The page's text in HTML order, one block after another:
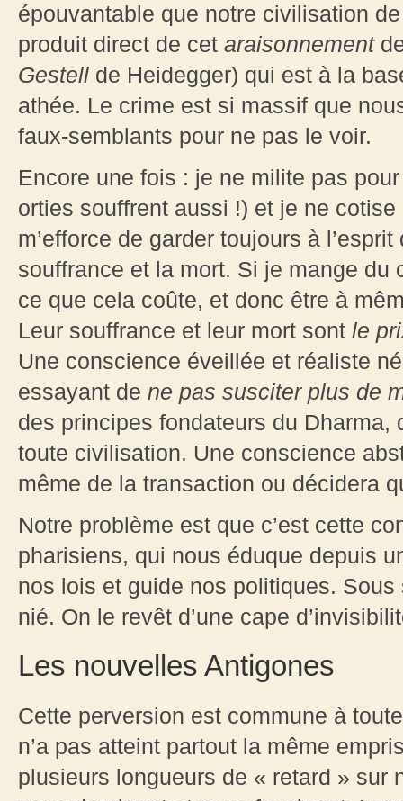
épouvantable que notre civilisation
produit direct de cet araisonnement
Gestell de Heidegger) qui est à la
athée. Le crime est si massif que
faux-semblants pour ne pas le voir.
Encore une fois : je ne milite pas
orties souffrent aussi !) et je ne
m’efforce de garder toujours à
souffrance et la mort. Si je mange du
ce que cela coûte, et donc être à
Leur souffrance et leur mort sont le
Une conscience éveillée et réaliste
essayant de ne pas susciter plus de
des principes fondateurs du
toute civilisation. Une conscience
même de la transaction ou décidera
Notre problème est que c’est cette
pharisiens, qui nous éduque depuis
nos lois et guide nos politiques.
nié. On le revêt d’une cape
Les nouvelles Antigones
Cette perversion est commune à
n’a pas atteint partout la même
plusieurs longueurs de « retard » sur